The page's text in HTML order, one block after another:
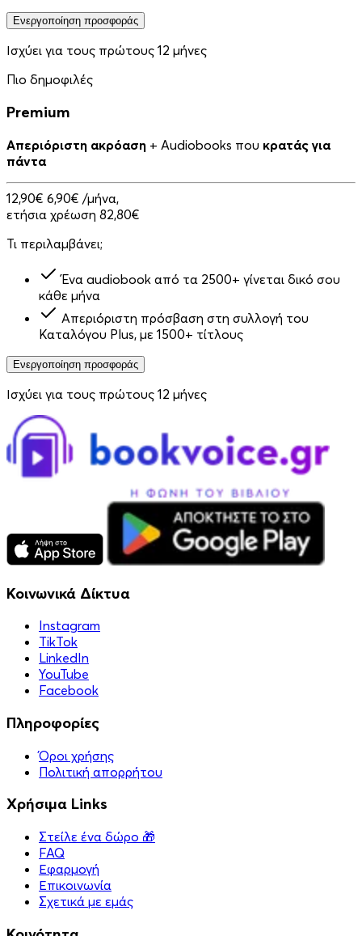
Ενεργοποίηση προσφοράς
Ισχύει για τους πρώτους 12 μήνες
Πιο δημοφιλές
Premium
Απεριόριστη ακρόαση + Audiobooks που κρατάς για
πάντα
12,90€ 6,90€ /μήνα,
ετήσια χρέωση 82,80€
Τι περιλαμβάνει;
Ένα audiobook από τα 2500+ γίνεται δικό σου
κάθε μήνα
Απεριόριστη πρόσβαση στη συλλογή του
Καταλόγου Plus, με 1500+ τίτλους
Ενεργοποίηση προσφοράς
Ισχύει για τους πρώτους 12 μήνες
Κοινωνικά Δίκτυα
Instagram
TikTok
LinkedIn
YouTube
Facebook
Πληροφορίες
Όροι χρήσης
Πολιτική απορρήτου
Χρήσιμα Links
Στείλε ένα δώρο 🎁
FAQ
Εφαρμογή
Επικοινωνία
Σχετικά με εμάς